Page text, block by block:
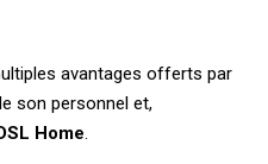
avantages offerts par
son personnel et,
Home.